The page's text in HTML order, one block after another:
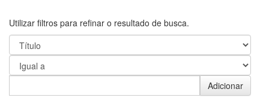
Utilizar filtros para refinar o resultado de busca.